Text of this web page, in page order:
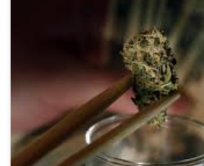
Stan Kolorado po legalizacji marihuany
szczyty jeśli chodzi o zyski pochodzące
Tylko w niespełna rok sprzedano tam
prawie 900 milionów dolarów, z czego
to zysk z podatków od sprzedaży.